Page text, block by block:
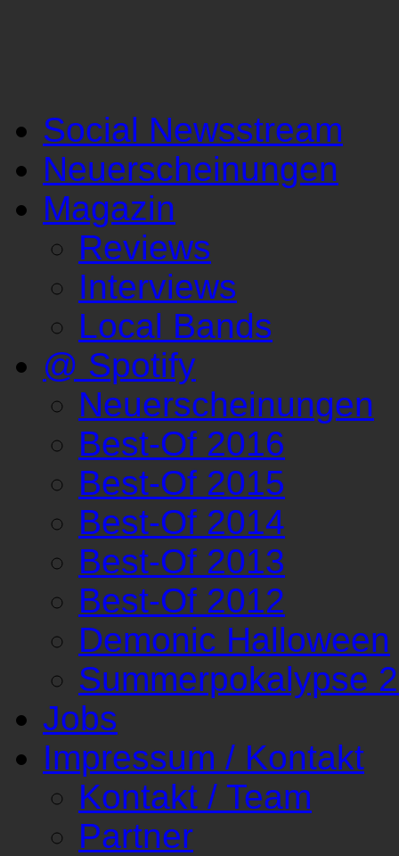
Social Newsstream
Neuerscheinungen
Magazin
Reviews
Interviews
Local Bands
@ Spotify
Neuerscheinungen
Best-Of 2016
Best-Of 2015
Best-Of 2014
Best-Of 2013
Best-Of 2012
Demonic Halloween
Summerpokalypse
Jobs
Impressum / Kontakt
Kontakt / Team
Partner